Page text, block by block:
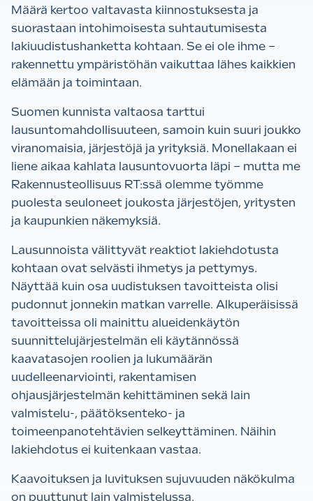
Määrä kertoo valtavasta kiinnostuksesta ja
suorastaan intohimoisesta suhtautumisesta
lakiuudistushanketta kohtaan. Se ei ole ihme –
rakennettu ympäristöhän vaikuttaa lähes kaikkien
elämään ja toimintaan.
Suomen kunnista valtaosa tarttui
lausuntomahdollisuuteen, samoin kuin suuri joukko
viranomaisia, järjestöjä ja yrityksiä. Monellakaan ei
liene aikaa kahlata lausuntovuorta läpi – mutta me
Rakennusteollisuus RT:ssä olemme työmme
puolesta seuloneet joukosta järjestöjen, yritysten
ja kaupunkien näkemyksiä.
Lausunnoista välittyvät reaktiot lakiehdotusta
kohtaan ovat selvästi ihmetys ja pettymys.
Näyttää kuin osa uudistuksen tavoitteista olisi
pudonnut jonnekin matkan varrelle. Alkuperäisissä
tavoitteissa oli mainittu alueidenkäytön
suunnittelujärjestelmän eli käytännössä
kaavatasojen roolien ja lukumäärän
uudelleenarviointi, rakentamisen
ohjausjärjestelmän kehittäminen sekä lain
valmistelu-, päätöksenteko- ja
toimeenpanotehtävien selkeyttäminen. Näihin
lakiehdotus ei kuitenkaan vastaa.
Kaavoituksen ja luvituksen sujuvuuden näkökulma
on puuttunut lain valmistelussa.